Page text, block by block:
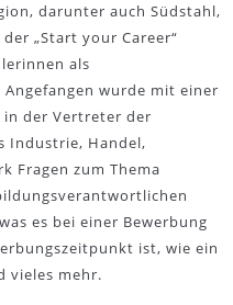
darunter auch Südstahl,
„Start your Career“
als
wurde mit einer
in der Vertreter der
Industrie, Handel,
Fragen zum Thema
es bei einer Bewerbung
ist, wie ein
vieles mehr.